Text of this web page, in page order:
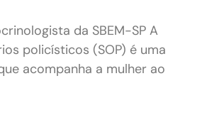
da SBEM-SP A
policísticos (SOP) é uma
acompanha a mulher ao